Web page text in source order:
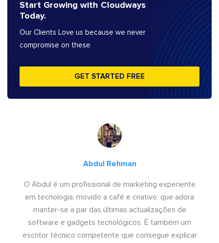
Start Growing with Cloudways
Today.
Our Clients Love us because we never
compromise on these
GET STARTED FREE
Abdul Rehman
O Abdul é um profissional de marketing experiente
em tecnologia, movido a café e criativo, que adora
manter-se a par das últimas actualizações de
software e gadgets tecnológicos. É também um
escritor técnico competente que consegue explicar